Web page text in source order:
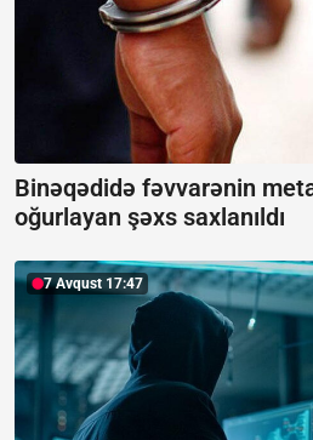
Binəqədidə fəvvarənin
oğurlayan şəxs saxlanıldı
7 Avqust 17:47